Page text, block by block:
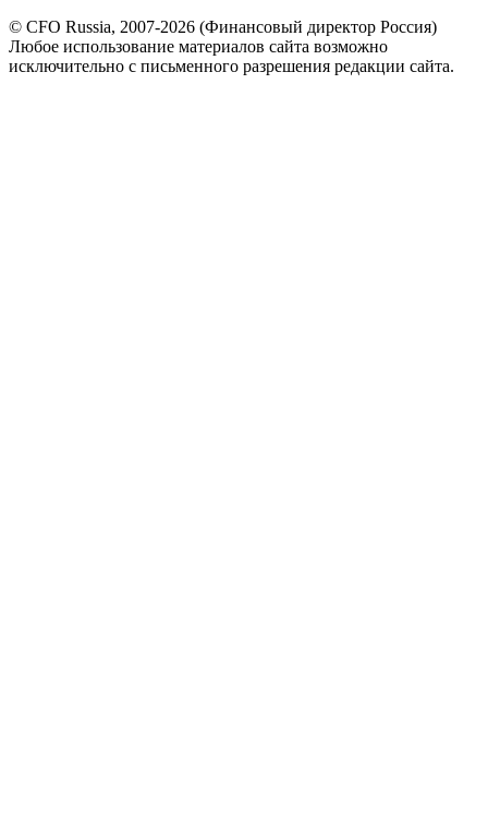
© CFO Russia, 2007-2026 (Финансовый директор Россия)
Любое использование материалов сайта возможно
исключительно с письменного разрешения редакции сайта.